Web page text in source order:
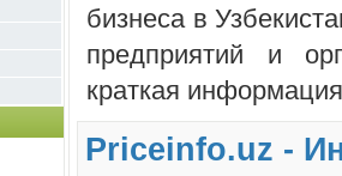
бизнеса в
предприятий и
краткая
Priceinfo.uz -